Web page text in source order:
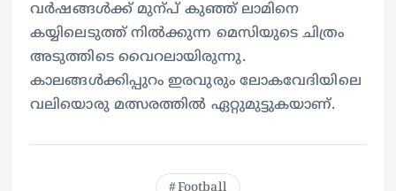
വര്‍ഷങ്ങള്‍ക്ക് മുന്പ് കുഞ്ഞ് ലാമിനെ
കയ്യിലെടുത്ത് നില്‍ക്കുന്ന മെസിയുടെ ചിത്രം
അടുത്തിടെ വൈറലായിരുന്നു.
കാലങ്ങള്‍ക്കിപ്പുറം ഇരവുരും ലോകവേദിയിലെ
വലിയൊരു മത്സരത്തില്‍ ഏറ്റുമുട്ടുകയാണ്.